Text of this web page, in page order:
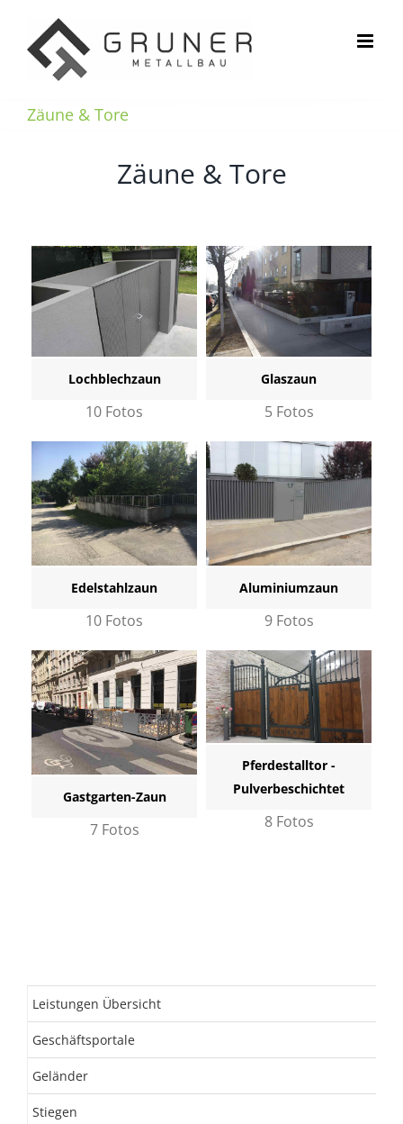
Inhalt
springen
Zäune & Tore
Zäune & Tore
Lochblechzaun
10 Fotos
Glaszaun
5 Fotos
Edelstahlzaun
10 Fotos
Aluminiumzaun
9 Fotos
Gastgarten-Zaun
7 Fotos
Pferdestalltor -
Pulverbeschichtet
8 Fotos
Leistungen Übersicht
Geschäftsportale
Geländer
Stiegen